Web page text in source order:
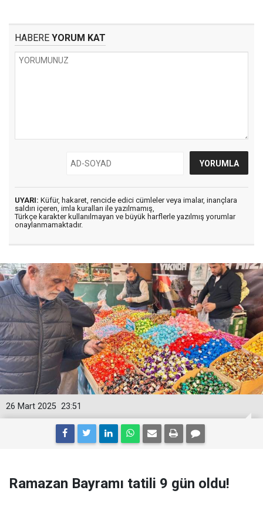
HABERE YORUM KAT
UYARI: Küfür, hakaret, rencide edici cümleler veya imalar, inançlara
saldırı içeren, imla kuralları ile yazılmamış,
Türkçe karakter kullanılmayan ve büyük harflerle yazılmış yorumlar
onaylanmamaktadır.
23:51
26 Mart 2025
Ramazan Bayramı tatili 9 gün oldu!